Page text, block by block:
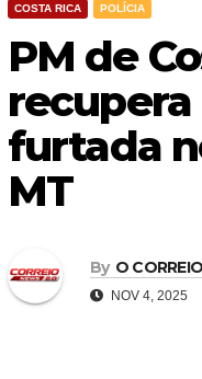
COSTA RICA POLÍCIA
PM de
furtada
MT
By O
NOV 4, 2025